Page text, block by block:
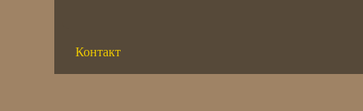
Контакт